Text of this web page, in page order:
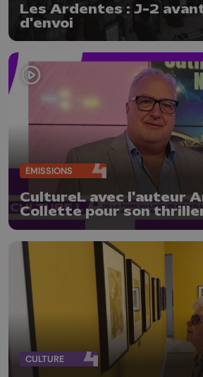
Les Ardentes : J-2
d'envoi
ÉMISSIONS
CultureL avec l'auteur
Collette pour son
CULTURE